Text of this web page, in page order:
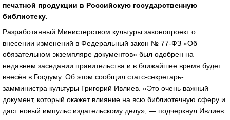
печатной продукции в Российскую государственную
библиотеку.
Разработанный Министерством культуры законопроект о
внесении изменений в Федеральный закон № 77-ФЗ «Об
обязательном экземпляре документов» был одобрен на
недавнем заседании правительства и в ближайшее время будет
внесён в Госдуму. Об этом сообщил статс-секретарь-
замминистра культуры Григорий Ивлиев. «Это очень важный
документ, который окажет влияние на всю библиотечную сферу и
даст новый импульс издательскому делу», — подчеркнул Ивлиев.